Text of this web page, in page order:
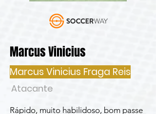
Marcus Vinicius
Marcus Vinicius Fraga Reis
Atacante
Rápido, muito habilidoso, bom passe